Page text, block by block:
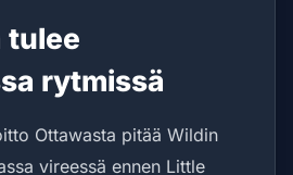
tulee
rytmissä
Ottawasta pitää Wildin
vireessä ennen Little